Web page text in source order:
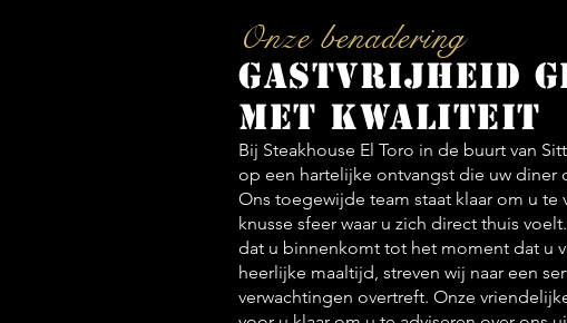
Gastvrijheid
met kwaliteit
Onze benadering
Bij Steakhouse El Toro in de buurt van
op een hartelijke ontvangst die uw diner
Ons toegewijde team staat klaar om u te
knusse sfeer waar u zich direct thuis
dat u binnenkomt tot het moment dat u
heerlijke maaltijd, streven wij naar een
verwachtingen overtreft. Onze